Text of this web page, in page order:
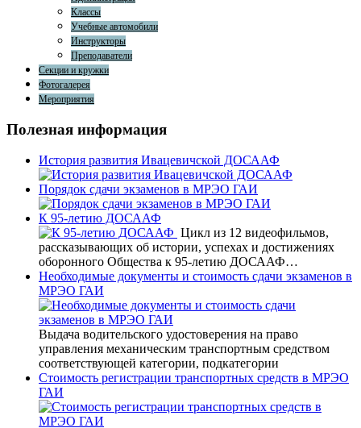
Классы
Учебные автомобили
Инструкторы
Преподаватели
Секции и кружки
Фотогалерея
Мероприятия
Полезная информация
История развития Ивацевичской ДОСААФ
Порядок сдачи экзаменов в МРЭО ГАИ
К 95-летию ДОСААФ
Цикл из 12 видеофильмов,
рассказывающих об истории, успехах и достижениях
оборонного Общества к 95-летию ДОСААФ…
Необходимые документы и стоимость сдачи экзаменов в
МРЭО ГАИ
Выдача водительского удостоверения на право
управления механическим транспортным средством
соответствующей категории, подкатегории
Стоимость регистрации транспортных средств в МРЭО
ГАИ